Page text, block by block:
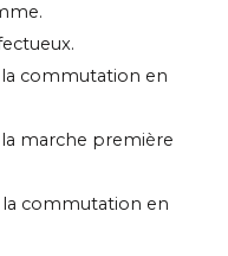
la commutation en
la marche première
la commutation en